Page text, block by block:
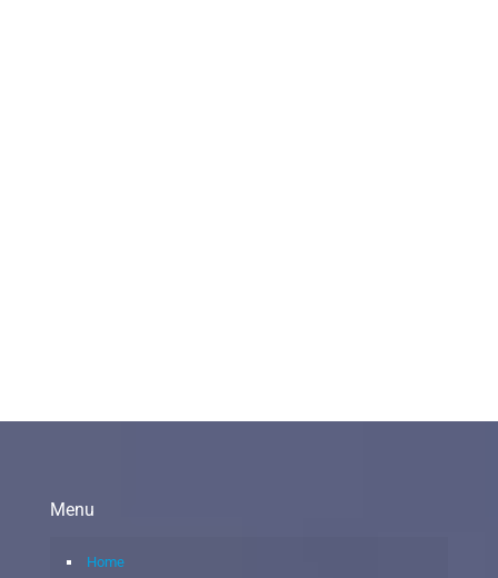
Menu
Home